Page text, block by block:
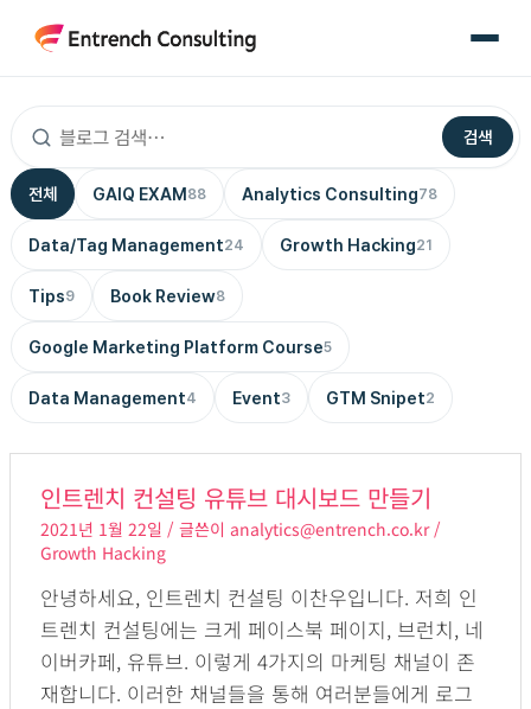
츠
건
너
뛰
기
검색
전체 GAIQ EXAM88 Analytics Consulting78
Data/Tag Management24 Growth Hacking21
Tips9 Book Review8
Google Marketing Platform Course5
Data Management4 Event3 GTM Snipet2
인트렌치 컨설팅 유튜브 대시보드 만들기
2021년 1월 22일/ 글쓴이 analytics@entrench.co.kr/
Growth Hacking
안녕하세요, 인트렌치 컨설팅 이찬우입니다. 저희 인
트렌치 컨설팅에는 크게 페이스북 페이지, 브런치, 네
이버카페, 유튜브. 이렇게 4가지의 마케팅 채널이 존
재합니다. 이러한 채널들을 통해 여러분들에게 로그
트
렌
치
컨
설
팅
유